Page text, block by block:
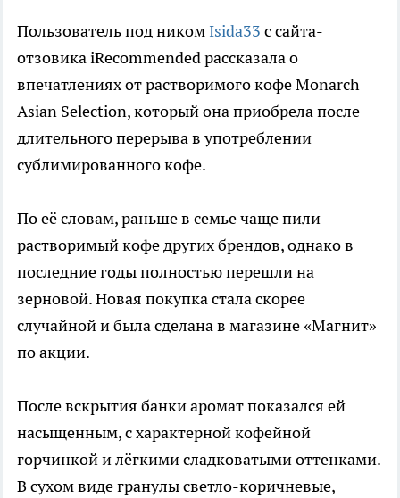
Пользователь под ником Isida33 с сайта-
отзовика iRecommended рассказала о
впечатлениях от растворимого кофе Monarch
Asian Selection, который она приобрела после
длительного перерыва в употреблении
сублимированного кофе.
По её словам, раньше в семье чаще пили
растворимый кофе других брендов, однако в
последние годы полностью перешли на
зерновой. Новая покупка стала скорее
случайной и была сделана в магазине «Магнит»
по акции.
После вскрытия банки аромат показался ей
насыщенным, с характерной кофейной
горчинкой и лёгкими сладковатыми оттенками.
В сухом виде гранулы светло-коричневые,